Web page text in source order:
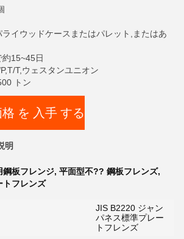
イウッドケースまたはパレット,またはあ
15~45日
T,ウェスタンユニオン
トン
を 入手 する
明
鋼板フレンジ, 平面型不?? 鋼板フレンズ,
トフレンズ
JIS B2220 ジャン
パネス標準プレー
トフレンズ